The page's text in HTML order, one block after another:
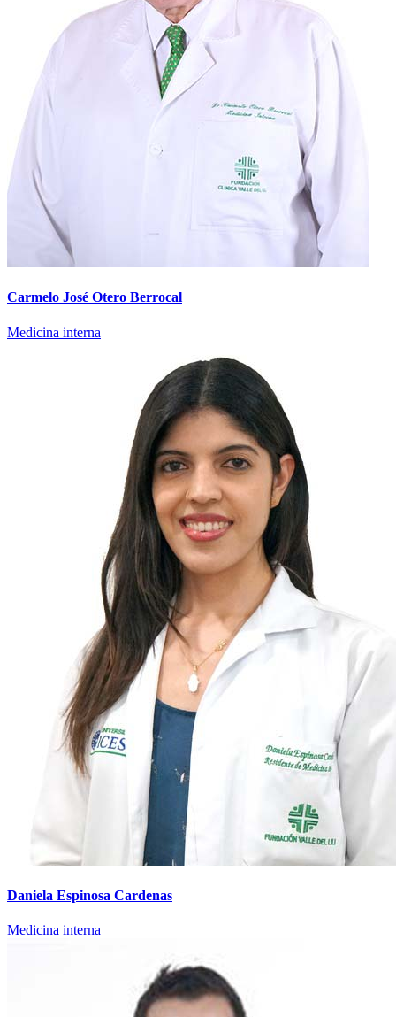
Carmelo José Otero Berrocal
Medicina interna
Daniela Espinosa Cardenas
Medicina interna